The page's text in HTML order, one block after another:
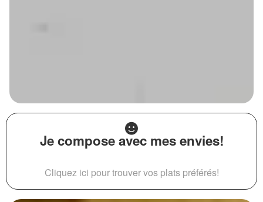
Je compose avec mes envies!
Cliquez ici pour trouver vos plats préférés!